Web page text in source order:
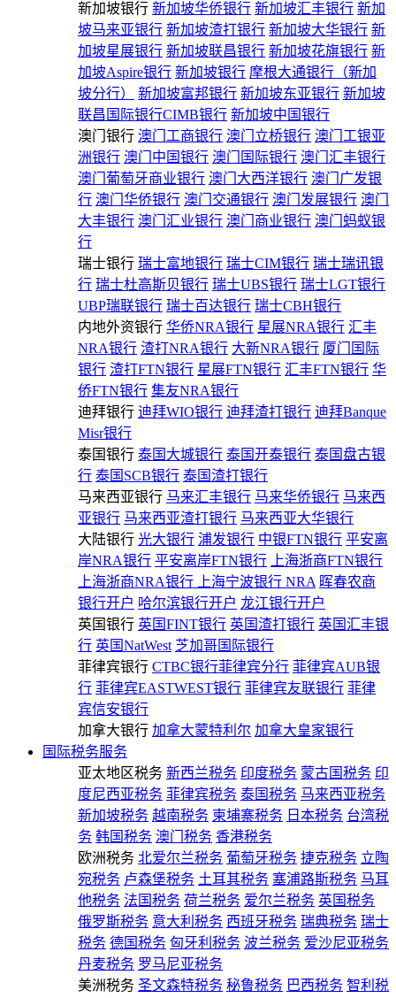
新加坡银行 新加坡华侨银行 新加坡汇丰银行 新加
坡马来亚银行 新加坡渣打银行 新加坡大华银行 新
加坡星展银行 新加坡联昌银行 新加坡花旗银行 新
加坡Aspire银行 新加坡银行 摩根大通银行（新加
坡分行）
新加坡富邦银行 新加坡东亚银行 新加坡
联昌国际银行CIMB银行 新加坡中国银行
澳门银行 澳门工商银行 澳门立桥银行 澳门工银亚
洲银行 澳门中国银行 澳门国际银行 澳门汇丰银行
澳门葡萄牙商业银行 澳门大西洋银行 澳门广发银
行 澳门华侨银行 澳门交通银行 澳门发展银行 澳门
大丰银行 澳门汇业银行 澳门商业银行 澳门蚂蚁银
行
瑞士银行 瑞士富地银行 瑞士CIM银行 瑞士瑞讯银
行 瑞士杜高斯贝银行 瑞士UBS银行 瑞士LGT银行
UBP瑞联银行 瑞士百达银行 瑞士CBH银行
内地外资银行 华侨NRA银行 星展NRA银行 汇丰
NRA银行 渣打NRA银行 大新NRA银行 厦门国际
银行 渣打FTN银行 星展FTN银行 汇丰FTN银行 华
侨FTN银行 集友NRA银行
迪拜银行 迪拜WIO银行 迪拜渣打银行 迪拜Banque
Misr银行
泰国银行 泰国大城银行 泰国开泰银行 泰国盘古银
行 泰国SCB银行 泰国渣打银行
马来西亚银行 马来汇丰银行 马来华侨银行 马来西
亚银行 马来西亚渣打银行 马来西亚大华银行
大陆银行 光大银行 浦发银行 中银FTN银行 平安离
岸NRA银行 平安离岸FTN银行
上海浙商FTN银行
上海浙商NRA银行
上海宁波银行 NRA 晖春农商
银行开户 哈尔滨银行开户 龙江银行开户
英国银行 英国FINT银行 英国渣打银行 英国汇丰银
行 英国NatWest 芝加哥国际银行
菲律宾银行 CTBC银行菲律宾分行 菲律宾AUB银
行 菲律宾EASTWEST银行 菲律宾友联银行 菲律
宾信安银行
加拿大银行 加拿大蒙特利尔 加拿大皇家银行
国际税务服务
亚太地区税务 新西兰税务 印度税务 蒙古国税务 印
度尼西亚税务 菲律宾税务 泰国税务 马来西亚税务
新加坡税务 越南税务 柬埔寨税务 日本税务 台湾税
务 韩国税务 澳门税务 香港税务
欧洲税务 北爱尔兰税务 葡萄牙税务 捷克税务 立陶
宛税务 卢森堡税务 土耳其税务 塞浦路斯税务 马耳
他税务 法国税务 荷兰税务 爱尔兰税务 英国税务
俄罗斯税务 意大利税务 西班牙税务 瑞典税务 瑞士
税务 德国税务 匈牙利税务 波兰税务 爱沙尼亚税务
丹麦税务 罗马尼亚税务
美洲税务 圣文森特税务 秘鲁税务 巴西税务 智利税